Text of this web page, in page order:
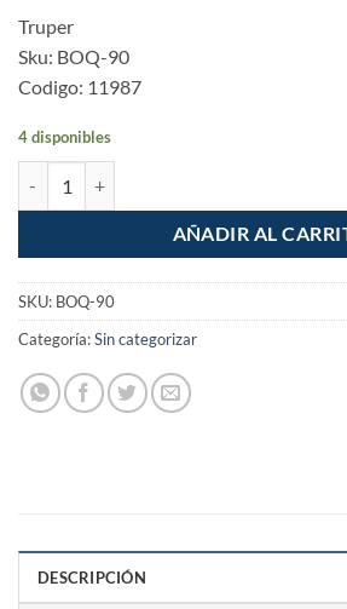
Truper
Sku: BOQ-90
Codigo: 11987
4 disponibles
AÑADIR AL
SKU: BOQ-90
Categoría:Sin categorizar
DESCRIPCIÓN